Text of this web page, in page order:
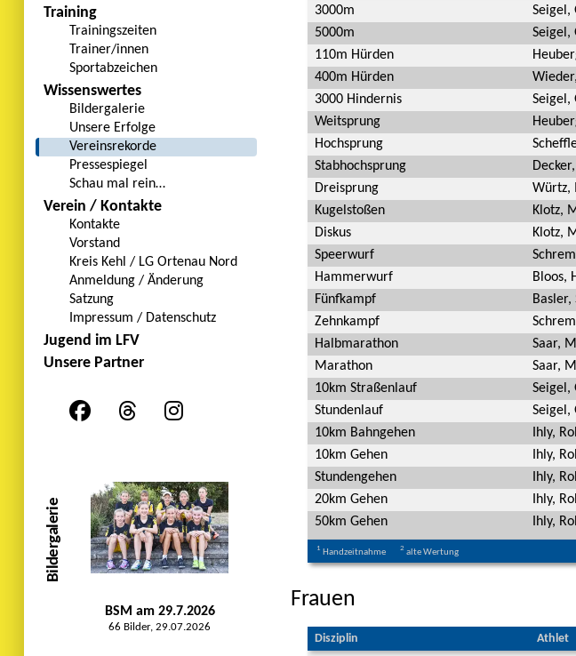
3000m
Seigel,
5000m
Seigel,
110m Hürden
400m Hürden
3000 Hindernis
Seigel,
Weitsprung
Hochsprung
Stabhochsprung
Dreisprung
Würtz,
Kugelstoßen
Klotz,
Diskus
Klotz,
Speerwurf
Hammerwurf
Bloos,
Fünfkampf
Basler,
Zehnkampf
Halbmarathon
Saar,
Marathon
Saar,
10km Straßenlauf
Seigel,
Stundenlauf
Seigel,
10km Bahngehen
Ihly,
10km Gehen
Ihly,
Stundengehen
Ihly,
20km Gehen
Ihly,
50km Gehen
Ihly,
1 Handzeitnahme 2 alte Wertung
Frauen
Disziplin Athlet
Training
Trainingszeiten
Trainer/innen
Sportabzeichen
Wissenswertes
Bildergalerie
Unsere Erfolge
Vereinsrekorde
Pressespiegel
Schau mal rein…
Verein / Kontakte
Kontakte
Vorstand
Kreis Kehl / LG Ortenau Nord
Anmeldung / Änderung
Satzung
Impressum / Datenschutz
Jugend im LFV
Unsere Partner
Bildergalerie
BSM am 29.7.2026
66 Bilder, 29.07.2026